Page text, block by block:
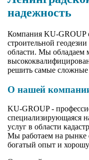
надежность
Компания KU-GROUP
строительной
области. Мы обладаем
решить самые сложные
О нашей
KU-GROUP -
специализирующаяся
услуг в области
Мы работаем на рынке
богатый опыт и